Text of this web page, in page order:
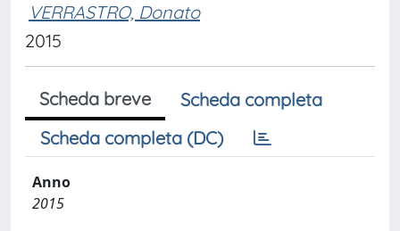
VERRASTRO, Donato
2015
Scheda breve
Scheda completa
Scheda completa (DC)
Anno
2015